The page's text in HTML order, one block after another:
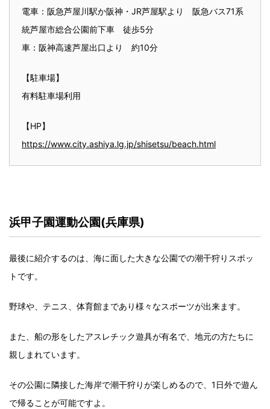
電車：阪急芦屋川駅か阪神・JR芦屋駅より 阪急バス71系
統芦屋市総合公園前下車 徒歩5分
車：阪神高速芦屋出口より 約10分
【駐車場】
有料駐車場利用
【HP】
https://www.city.ashiya.lg.jp/shisetsu/beach.html
浜甲子園運動公園(兵庫県)
最後に紹介するのは、海に面した大きな公園での潮干狩りスポッ
トです。
野球や、テニス、体育館まであり様々なスポーツが出来ます。
また、船の形をしたアスレチック遊具が有名で、地元の方たちに
親しまれています。
その公園に隣接した海岸で潮干狩りが楽しめるので、1日外で遊ん
で帰ることが可能ですよ。